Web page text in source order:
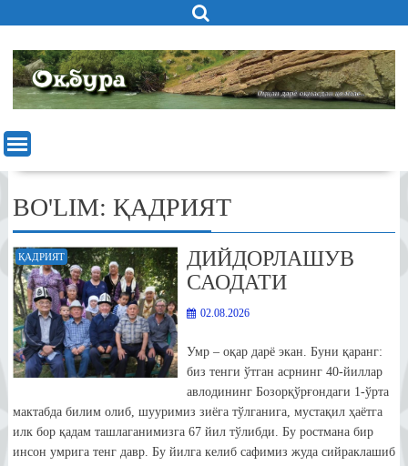
to
content
BO'LIM: ҚАДРИЯТ
ҚАДРИЯТ
ДИЙДОРЛАШУВ
САОДАТИ
02.08.2026
Умр – оқар дарё экан. Буни қаранг:
биз тенги ўтган асрнинг 40-йиллар
авлодининг Бозорқўрғондаги 1-ўрта
мактабда билим олиб, шууримиз зиёга тўлганига, мустақил ҳаётга
илк бор қадам ташлаганимизга 67 йил тўлибди. Бу ростмана бир
инсон умрига тенг давр. Бу йилга келиб сафимиз жуда сийраклашиб